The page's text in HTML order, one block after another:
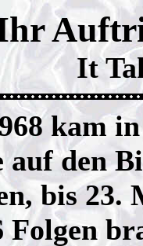
It
kam
den
bis
Folgen